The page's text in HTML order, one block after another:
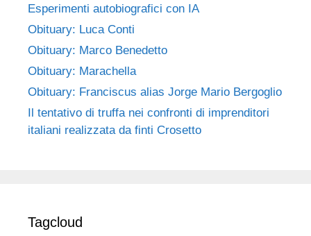
Esperimenti autobiografici con IA
Obituary: Luca Conti
Obituary: Marco Benedetto
Obituary: Marachella
Obituary: Franciscus alias Jorge Mario Bergoglio
Il tentativo di truffa nei confronti di imprenditori
italiani realizzata da finti Crosetto
Tagcloud